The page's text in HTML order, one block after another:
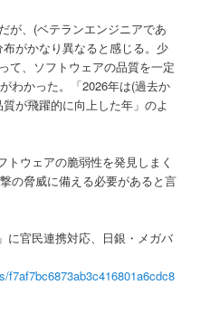
が、(ベテランエンジニアであ
がかなり異なると感じる。少
て、ソフトウェアの品質を一定
わかった。「2026年は(過去か
が飛躍的に向上した年」のよ
ウェアの脆弱性を発見しまく
の脅威に備える必要があると言
に官民連携対応、日銀・メガバ